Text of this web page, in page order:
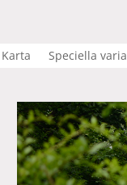
Karta Speciella